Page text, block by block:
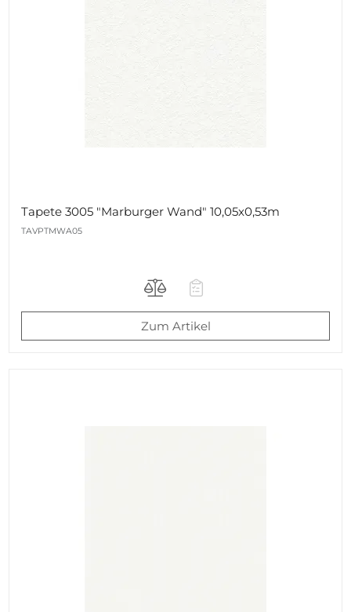
Tapete 3005 "Marburger Wand" 10,05x0,53m
TAVPTMWA05
Zum Artikel